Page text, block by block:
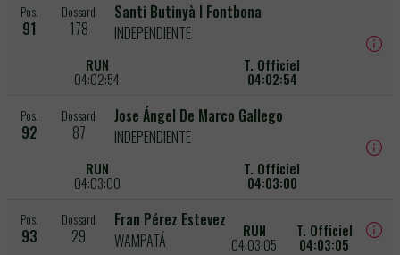
Pos.
91
Dossard
178
Santi Butinyà I Fontbona
INDEPENDIENTE
RUN
04:02:54
T. Officiel
04:02:54
Pos.
92
Dossard
87
Jose Ángel De Marco Gallego
INDEPENDIENTE
RUN
04:03:00
T. Officiel
04:03:00
Pos.
93
Dossard
29
Fran Pérez Estevez
WAMPATÁ
RUN
04:03:05
T. Officiel
04:03:05